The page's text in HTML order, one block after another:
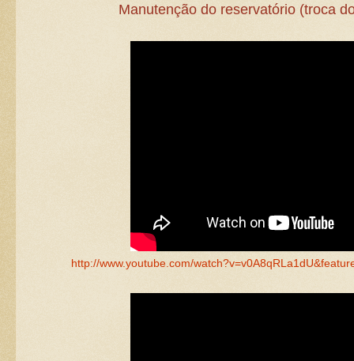
Manutenção do reservatório (troca
http://www.youtube.com/